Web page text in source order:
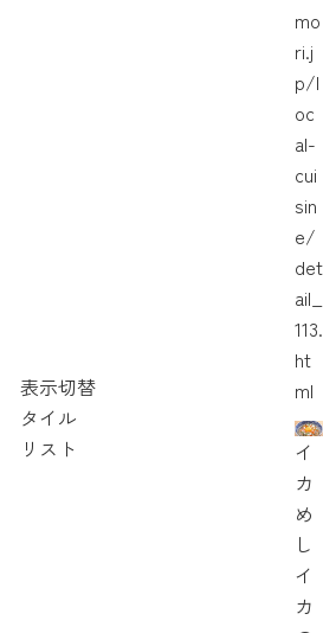
表示切替
タイル
リスト
mo
ri.j
p/l
oc
al-
cui
sin
e/
det
ail_
113.
ht
ml
イ
カ
め
し
イ
カ